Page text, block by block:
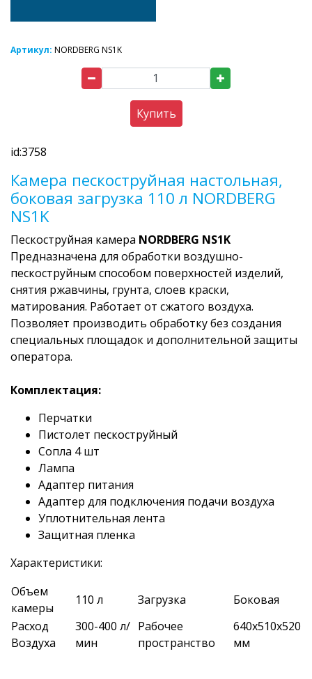
Артикул: NORDBERG NS1K
Купить
id:3758
Камера пескоструйная настольная,
боковая загрузка 110 л NORDBERG
NS1K
Пескоструйная камера NORDBERG NS1K
Предназначена для обработки воздушно-
пескоструйным способом поверхностей изделий,
снятия ржавчины, грунта, слоев краски,
матирования. Работает от сжатого воздуха.
Позволяет производить обработку без создания
специальных площадок и дополнительной защиты
оператора.
Комплектация:
Перчатки
Пистолет пескоструйный
Сопла 4 шт
Лампа
Адаптер питания
Адаптер для подключения подачи воздуха
Уплотнительная лента
Защитная пленка
Характеристики:
Объем
камеры
110 л Загрузка
Боковая
Расход
Воздуха
300-400 л/
мин
Рабочее
пространство
640х510х520
мм